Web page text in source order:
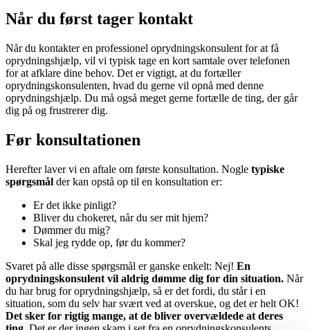
Når du først tager kontakt
Når du kontakter en professionel oprydningskonsulent for at få
oprydningshjælp, vil vi typisk tage en kort samtale over telefonen
for at afklare dine behov. Det er vigtigt, at du fortæller
oprydningskonsulenten, hvad du gerne vil opnå med denne
oprydningshjælp. Du må også meget gerne fortælle de ting, der går
dig på og frustrerer dig.
Før konsultationen
Herefter laver vi en aftale om første konsultation. Nogle typiske
spørgsmål der kan opstå op til en konsultation er:
Er det ikke pinligt?
Bliver du chokeret, når du ser mit hjem?
Dømmer du mig?
Skal jeg rydde op, før du kommer?
Svaret på alle disse spørgsmål er ganske enkelt: Nej! En
oprydningskonsulent vil aldrig dømme dig for din situation. Når
du har brug for oprydningshjælp, så er det fordi, du står i en
situation, som du selv har svært ved at overskue, og det er helt OK!
Det sker for rigtig mange, at de bliver overvældede at deres